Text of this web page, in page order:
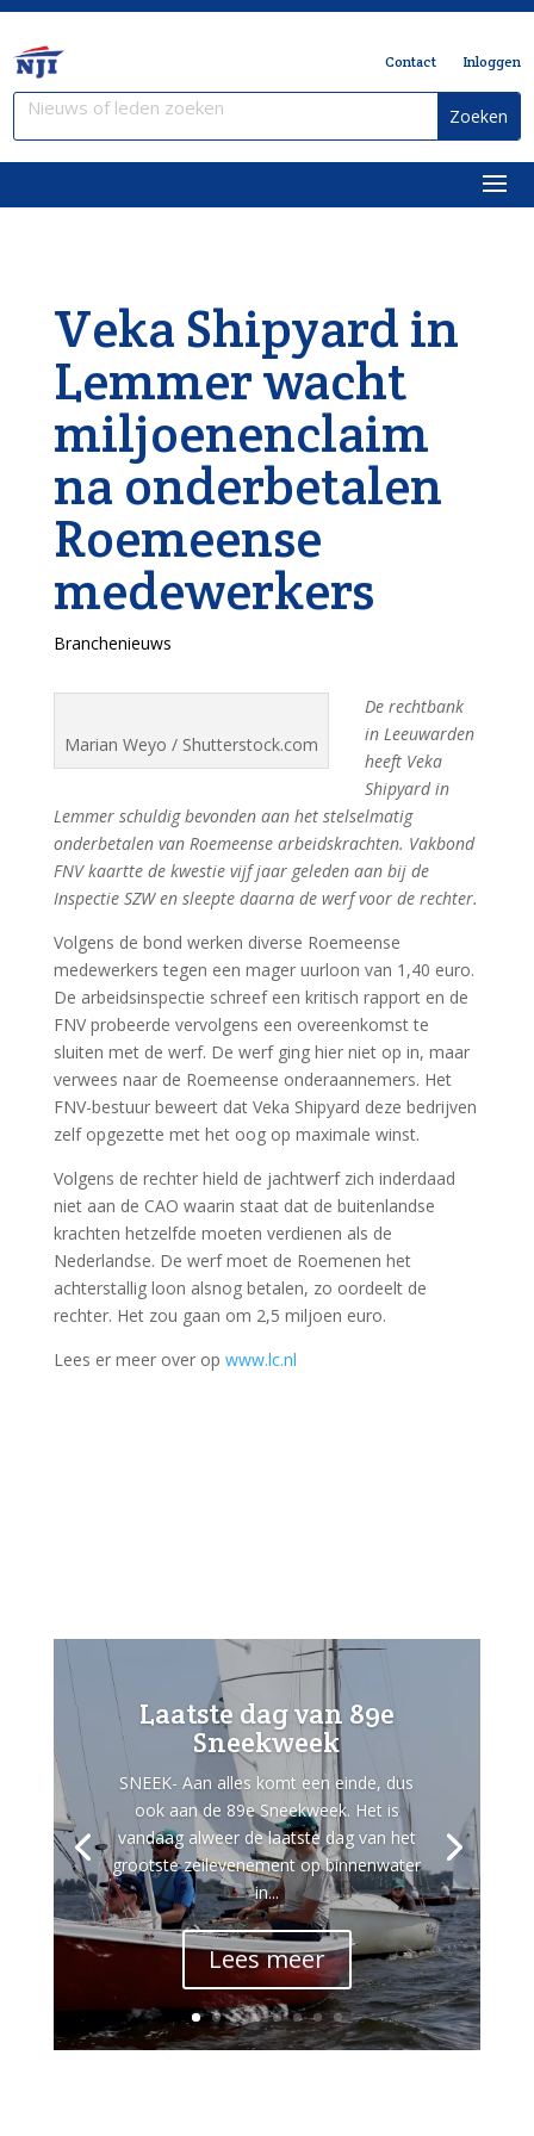
Contact Inloggen
Veka Shipyard in
Lemmer wacht
miljoenenclaim
na onderbetalen
Roemeense
medewerkers
Branchenieuws
Marian Weyo / Shutterstock.com
De rechtbank
in Leeuwarden
heeft Veka
Shipyard in
Lemmer schuldig bevonden aan het stelselmatig
onderbetalen van Roemeense arbeidskrachten. Vakbond
FNV kaartte de kwestie vijf jaar geleden aan bij de
Inspectie SZW en sleepte daarna de werf voor de rechter.
Volgens de bond werken diverse Roemeense
medewerkers tegen een mager uurloon van 1,40 euro.
De arbeidsinspectie schreef een kritisch rapport en de
FNV probeerde vervolgens een overeenkomst te
sluiten met de werf. De werf ging hier niet op in, maar
verwees naar de Roemeense onderaannemers. Het
FNV-bestuur beweert dat Veka Shipyard deze bedrijven
zelf opgezette met het oog op maximale winst.
Volgens de rechter hield de jachtwerf zich inderdaad
niet aan de CAO waarin staat dat de buitenlandse
krachten hetzelfde moeten verdienen als de
Nederlandse. De werf moet de Roemenen het
achterstallig loon alsnog betalen, zo oordeelt de
rechter. Het zou gaan om 2,5 miljoen euro.
Lees er meer over op www.lc.nl
Laatste dag van 89e
Sneekweek
SNEEK- Aan alles komt een einde, dus
ook aan de 89e Sneekweek. Het is
vandaag alweer de laatste dag van het
grootste zeilevenement op binnenwater
in...
Lees meer